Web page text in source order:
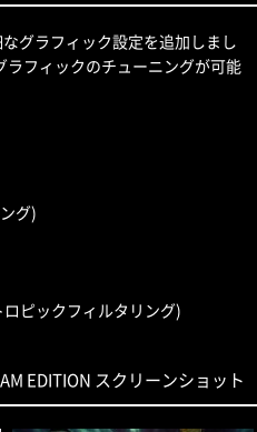
グラフィック設定を追加しまし
フィックのチューニングが可能
グ)
ピックフィルタリング)
EDITION スクリーンショット